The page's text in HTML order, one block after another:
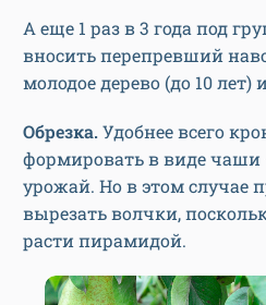
А еще 1 раз в 3 года под
вносить перепревший
молодое дерево (до 10 лет)
Обрезка.Удобнее всего
формировать в виде чаши
урожай. Но в этом случае
вырезать волчки,
расти пирамидой.